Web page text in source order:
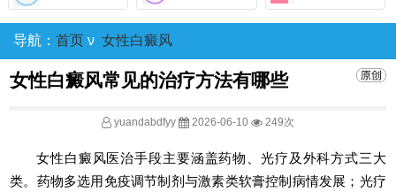
导航： 首页 ν 女性白癜风
女性白癜风常见的治疗方法有哪些
yuandabdfyy 2026-06-10 249次
女性白癜风医治手段主要涵盖药物、光疗及外科方式三大
类。药物多选用免疫调节制剂与激素类软膏控制病情发展；光疗